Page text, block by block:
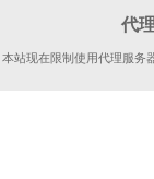
代
本站现在限制使用代理服务